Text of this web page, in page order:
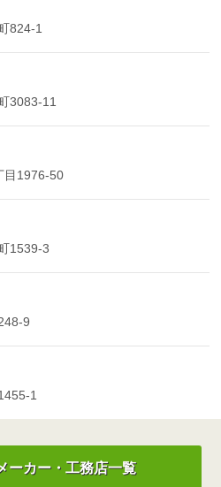
824-1
3083-11
目1976-50
1539-3
9
1
ーカー・工務店一覧